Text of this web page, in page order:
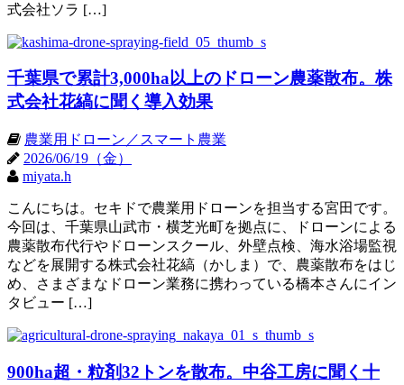
式会社ソラ […]
千葉県で累計3,000ha以上のドローン農薬散布。株
式会社花縞に聞く導入効果
農業用ドローン／スマート農業
2026/06/19（金）
miyata.h
こんにちは。セキドで農業用ドローンを担当する宮田です。
今回は、千葉県山武市・横芝光町を拠点に、ドローンによる
農薬散布代行やドローンスクール、外壁点検、海水浴場監視
などを展開する株式会社花縞（かしま）で、農薬散布をはじ
め、さまざまなドローン業務に携わっている橋本さんにイン
タビュー […]
900ha超・粒剤32トンを散布。中谷工房に聞く十